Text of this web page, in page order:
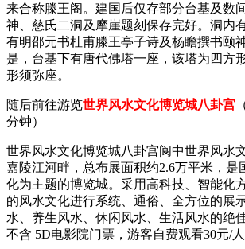
来合称滕王阁。建国后仅存部分台基及数
神、慈氏二洞及摩崖题刻保存完好。洞内
有明邵元书杜甫滕王亭子诗及杨瞻撰书颐
是，台基下有唐代佛塔一座，该塔为四方
形须弥座。
随后前往游览世界风水文化博览城八卦宫
分钟）
世界风水文化博览城八卦宫阆中世界风水
嘉陵江河畔，总布展面积约2.6万平米，是
化为主题的博览城。采用高科技、智能化
的风水文化进行系统、通俗、全方位的展
水、养生风水、休闲风水、生活风水的绝
不含 5D电影院门票，游客自费观看30元/人